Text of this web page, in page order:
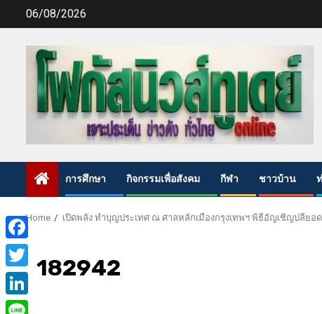
06/08/2026
การศึกษา กิจกรรมเพื่อสังคม กีฬา ชาวบ้าน
Home เปิดพลัง ทำบุญประเทศ ณ ศาลหลักเมืองกรุงเทพฯ พิธีอัญเชิญปลียอ
182942
Facebook
Twitter
LinkedIn